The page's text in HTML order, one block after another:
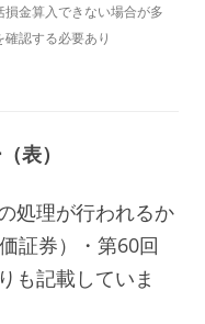
損金算入できない場合が多
確認する必要あり
表）
処理が行われるか
証券）・第60回
も記載していま